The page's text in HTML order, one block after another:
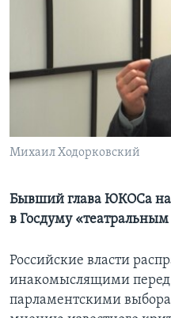
СОЦИАЛЬНЫЕ СЕТИ
Языки
Михаил Ходорковский
Бывший глава ЮКОСа
в Госдуму
Российские власти
инакомыслящими
парламентскими